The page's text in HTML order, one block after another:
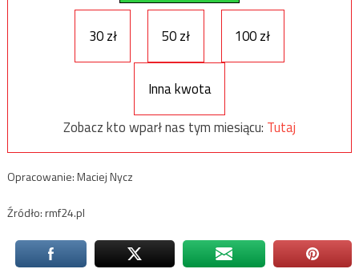
30 zł 50 zł 100 zł
Inna kwota
Zobacz kto wparł nas tym miesiącu: Tutaj
Opracowanie: Maciej Nycz
Źródło: rmf24.pl